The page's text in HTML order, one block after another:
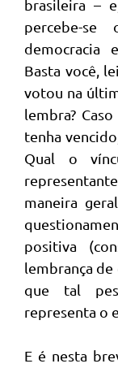
brasileira –
percebe-
democracia
Basta você,
votou na
lembra?
tenha
Qual o
maneira
positiva
lembrança
que tal
representa o
E é nesta